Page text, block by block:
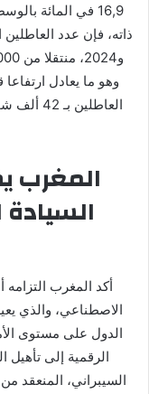
المغرب
أكد المغرب التزامه
الاصطناعي، والذي
الدول على مستوى
الرقمية إلى تأهيل